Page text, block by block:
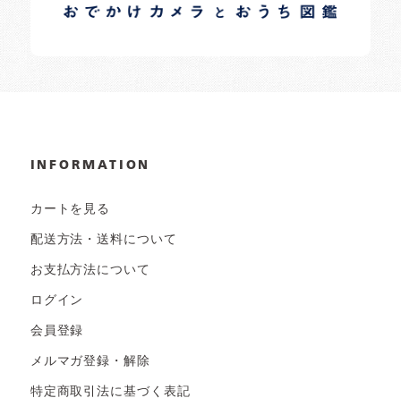
日常の様子など随時更新中です。
INFORMATION
カートを見る
配送方法・送料について
お支払方法について
ログイン
会員登録
メルマガ登録・解除
特定商取引法に基づく表記